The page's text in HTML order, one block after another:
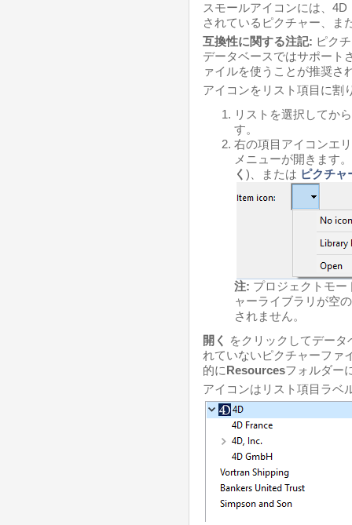
スモールアイコンには、4D
されているピクチャー、ま
互換性に関する注記: ピク
データベースではサポート
ァイルを使うことが推奨さ
アイコンをリスト項目に割
リストを選択してか
す。
右の項目アイコンエ
メニューが開きます
く )、または ピクチャ
注: プロジェクトモ
ャーライブラリが空
されません。
開く をクリックしてデータ
れていないピクチャーファ
的にResourcesフォルダー
アイコンはリスト項目ラベ